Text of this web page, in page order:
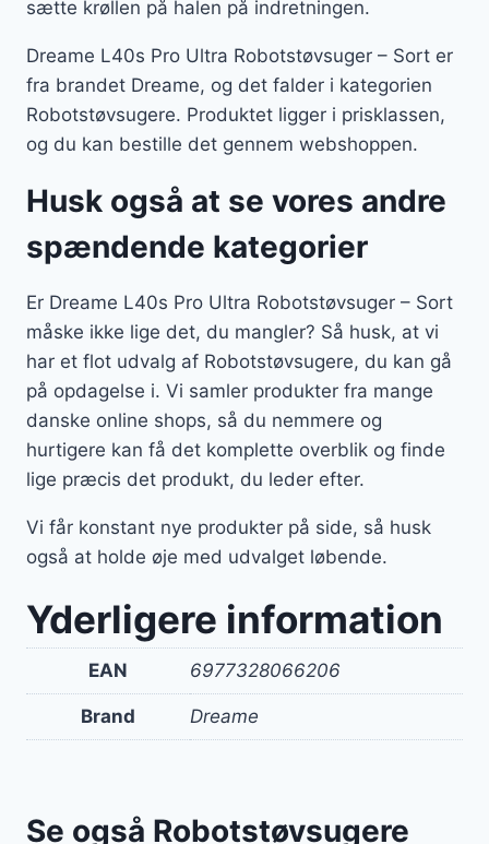
sætte krøllen på halen på indretningen.
Dreame L40s Pro Ultra Robotstøvsuger – Sort er
fra brandet Dreame, og det falder i kategorien
Robotstøvsugere. Produktet ligger i prisklassen,
og du kan bestille det gennem webshoppen.
Husk også at se vores andre
spændende kategorier
Er Dreame L40s Pro Ultra Robotstøvsuger – Sort
måske ikke lige det, du mangler? Så husk, at vi
har et flot udvalg af Robotstøvsugere, du kan gå
på opdagelse i. Vi samler produkter fra mange
danske online shops, så du nemmere og
hurtigere kan få det komplette overblik og finde
lige præcis det produkt, du leder efter.
Vi får konstant nye produkter på side, så husk
også at holde øje med udvalget løbende.
Yderligere information
EAN 6977328066206
Brand Dreame
Se også Robotstøvsugere